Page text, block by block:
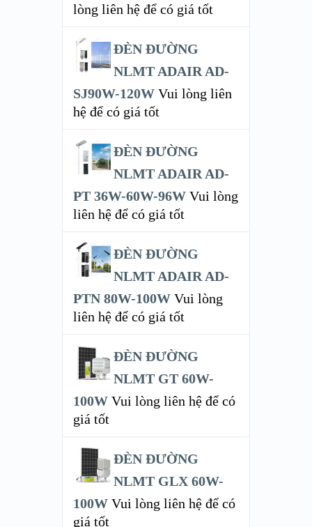
lòng liên hệ để có giá tốt
ĐÈN ĐƯỜNG
NLMT ADAIR AD-
SJ90W-120W Vui lòng liên
hệ để có giá tốt
ĐÈN ĐƯỜNG
NLMT ADAIR AD-
PT 36W-60W-96W Vui lòng
liên hệ để có giá tốt
ĐÈN ĐƯỜNG
NLMT ADAIR AD-
PTN 80W-100W Vui lòng
liên hệ để có giá tốt
ĐÈN ĐƯỜNG
NLMT GT 60W-
100W Vui lòng liên hệ để có
giá tốt
ĐÈN ĐƯỜNG
NLMT GLX 60W-
100W Vui lòng liên hệ để có
giá tốt